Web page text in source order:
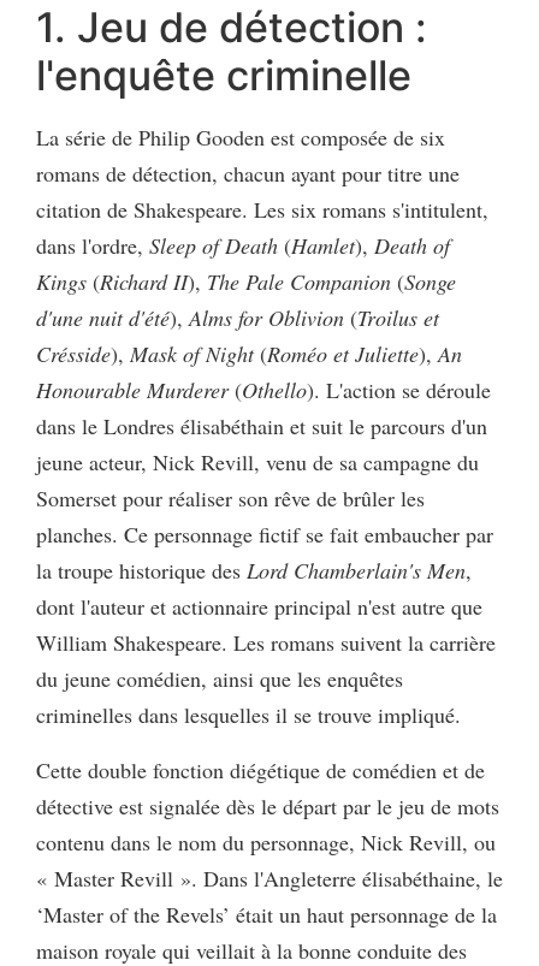
1. Jeu de détection :
l'enquête criminelle
La série de Philip Gooden est composée de six
romans de détection, chacun ayant pour titre une
citation de Shakespeare. Les six romans s'intitulent,
dans l'ordre, Sleep of Death (Hamlet), Death of
Kings (Richard II), The Pale Companion (Songe
d'une nuit d'été), Alms for Oblivion (Troilus et
Crésside), Mask of Night(Roméo et Juliette), An
Honourable Murderer(Othello). L'action se déroule
dans le Londres élisabéthain et suit le parcours d'un
jeune acteur, Nick Revill, venu de sa campagne du
Somerset pour réaliser son rêve de brûler les
planches. Ce personnage fictif se fait embaucher par
la troupe historique des Lord Chamberlain's Men,
dont l'auteur et actionnaire principal n'est autre que
William Shakespeare. Les romans suivent la carrière
du jeune comédien, ainsi que les enquêtes
criminelles dans lesquelles il se trouve impliqué.
Cette double fonction diégétique de comédien et de
détective est signalée dès le départ par le jeu de mots
contenu dans le nom du personnage, Nick Revill, ou
« Master Revill ». Dans l'Angleterre élisabéthaine, le
‘Master of the Revels’ était un haut personnage de la
maison royale qui veillait à la bonne conduite des